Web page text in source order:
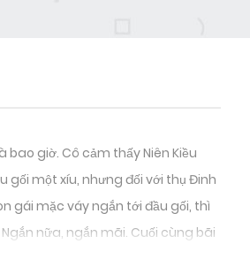
giờ. Cô cảm thấy Niên Kiều
gối một xíu, nhưng đối với thụ Đinh
gái mặc váy ngắn tới đầu gối, thì
nữa, ngắn mãi. Cuối cùng bãi